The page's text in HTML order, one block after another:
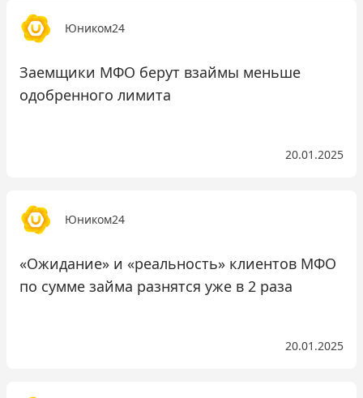
Юником24
Заемщики МФО берут взаймы меньше
одобренного лимита
20.01.2025
Юником24
«Ожидание» и «реальность» клиентов МФО
по сумме займа разнятся уже в 2 раза
20.01.2025